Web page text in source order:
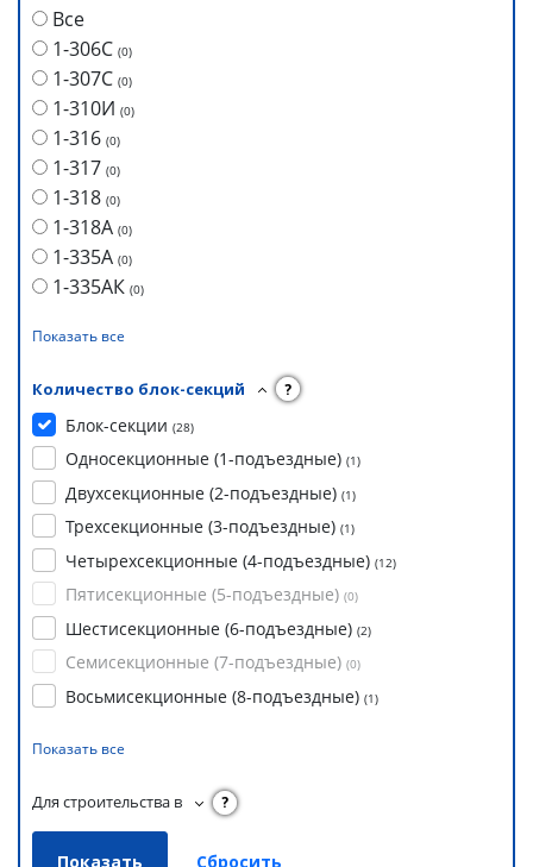
Все
1-306С (0)
1-307С (0)
1-310И (0)
1-316 (0)
1-317 (0)
1-318 (0)
1-318А (0)
1-335А (0)
1-335АК (0)
Показать все
Количество блок-секций ?
Блок-секции (28)
Односекционные (1-подъездные) (1)
Двухсекционные (2-подъездные) (1)
Трехсекционные (3-подъездные) (1)
Четырехсекционные (4-подъездные) (12)
Пятисекционные (5-подъездные) (0)
Шестисекционные (6-подъездные) (2)
Семисекционные (7-подъездные) (0)
Восьмисекционные (8-подъездные) (1)
Показать все
Для строительства в ?